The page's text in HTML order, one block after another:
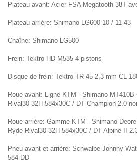
Plateau avant: Acier FSA Megatooth 38T
Plateau arrière: Shimano LG600-10 / 11-43
Chaîne: Shimano LG500
Frein: Tektro HD-M535 4 pistons
Disque de frein: Tektro TR-45 2,3 mm CL
Roue avant: Ligne KTM - Shimano MT410B
Rival30 32H 584x30C / DT Champion 2.0
Roue arrière: Gamme KTM - Shimano
Ryde Rival30 32H 584x30C / DT Alpine II
Pneu avant et arrière: Schwalbe Johnny
584 DD